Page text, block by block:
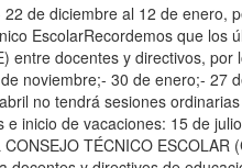
22 de diciembre al 12 de enero,
EscolarRecordemos que los
entre docentes y directivos,
noviembre;- 30 de enero;- 27
no tendrá sesiones
e inicio de vacaciones: 15 de
CONSEJO TÉCNICO